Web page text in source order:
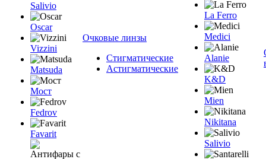
Salivio
Oscar
Vizzini
Matsuda
Мост
Fedrov
Favarit
Очковые линзы
Стигматические
Астигматические
La Ferro
Medici
Alanie
K&D
Mien
Nikitana
Salivio